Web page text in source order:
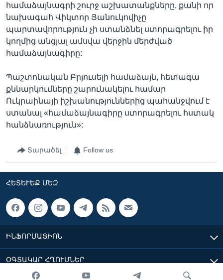
համաձայնագրի շուրջ աշխատանքները, քանի որ
նախագահ Վիկտոր Յանուկովիչը
պարտավորություն չի ստանձնել ստորագրելու իր
կողմից անցյալ ամսվա վերջին մերժված
համաձայնագիրը:
Պաշտոնական Բրյուսելի համաձայն, հետագա
քննարկումները շարունակելու համար
Ուկրաինայի իշխանություններից պահանջվում է
ստանալ «համաձայնագիրը ստորագրելու հստակ
հանձնառություն»:
Տարածել Follow us
ՀԵՏԵՒԵՔ ՄԵԶ
ԻՆՖՈՐՄԱՑԻՈՆ
ՕԳՏԱԿԱՐ ՀՂՈՒՄՆԵՐ